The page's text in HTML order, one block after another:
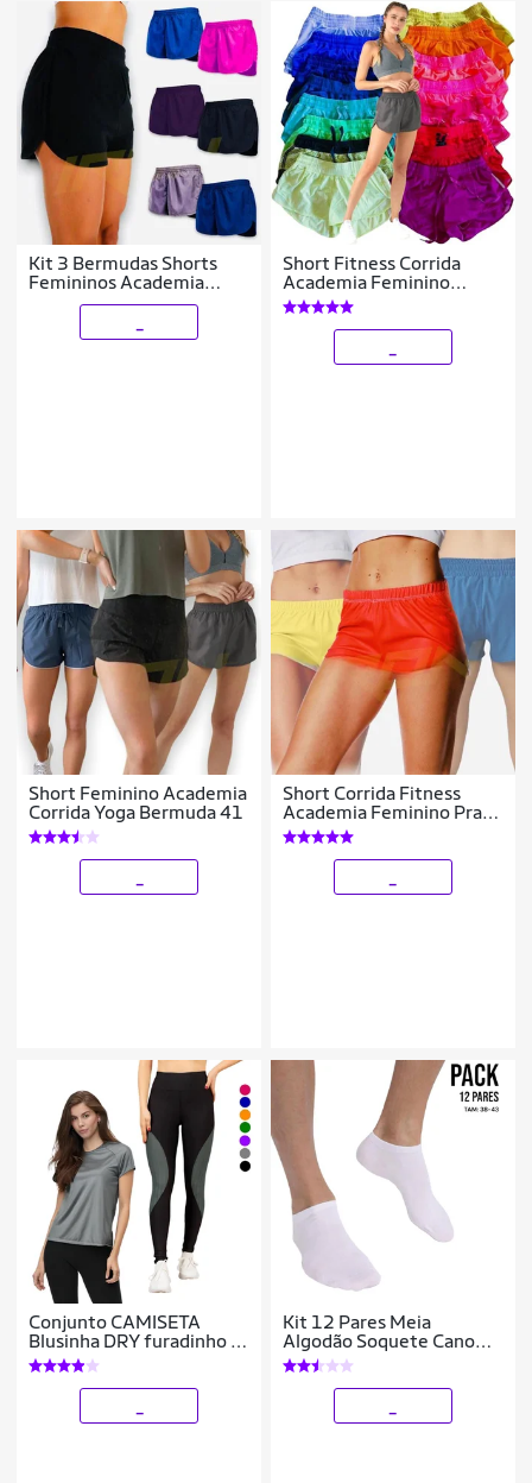
Kit 3 Bermudas Shorts
Femininos Academia
Corrida Coloridos 55
Short Fitness Corrida
Academia Feminino
Bermuda Praia 49
Short Feminino Academia
Corrida Yoga Bermuda 41
Short Corrida Fitness
Academia Feminino Praia
Bermuda 48
Conjunto CAMISETA
Blusinha DRY furadinho +
CALÇA leg LEGGING
REDINHA Feminino
Academia 627
Kit 12 Pares Meia
Algodão Soquete Cano
Baixo Masculina Branca
Preta 38-43 896